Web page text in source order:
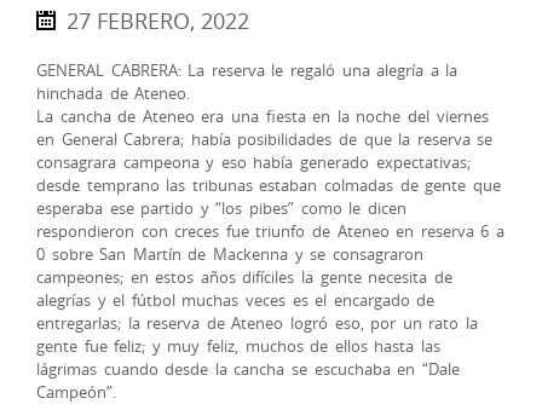
27 FEBRERO, 2022
GENERAL CABRERA: La reserva le regaló una alegría a la
hinchada de Ateneo.
La cancha de Ateneo era una fiesta en la noche del viernes
en General Cabrera; había posibilidades de que la reserva se
consagrara campeona y eso había generado expectativas;
desde temprano las tribunas estaban colmadas de gente que
esperaba ese partido y “los pibes” como le dicen
respondieron con creces fue triunfo de Ateneo en reserva 6 a
0 sobre San Martín de Mackenna y se consagraron
campeones; en estos años difíciles la gente necesita de
alegrías y el fútbol muchas veces es el encargado de
entregarlas; la reserva de Ateneo logró eso, por un rato la
gente fue feliz; y muy feliz, muchos de ellos hasta las
lágrimas cuando desde la cancha se escuchaba en “Dale
Campeón”.